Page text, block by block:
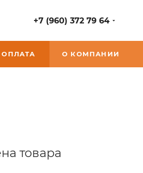
+7 (960) 372 79 64
О КОМПАНИИ
товара